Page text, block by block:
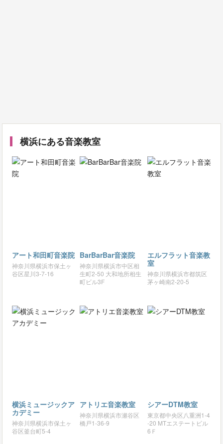
横浜にある音楽教室
アート和田町音楽院
神奈川県横浜市保土ヶ
谷区星川3-7-16
BarBarBar音楽院
神奈川県横浜市中区相
生町2-50 大和地所相生
町ビル3F
エルフラット音楽教
室
神奈川県横浜市都筑区
茅ヶ崎南2-20-5
横浜ミュージックア
カデミー
神奈川県横浜市保土ヶ
谷区釜台町5-4
アトリエ音楽教室
神奈川県横浜市瀬谷区
橋戸1-36-9
シアーDTM教室
東京都中央区八重洲1‐4
‐20 MTエステートビル
6Ｆ